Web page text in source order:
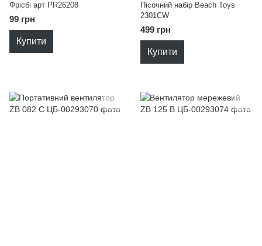
Фрісбі арт PR26208
99 грн
Купити
Пісочний набір Beach Toys
2301CW
499 грн
Купити